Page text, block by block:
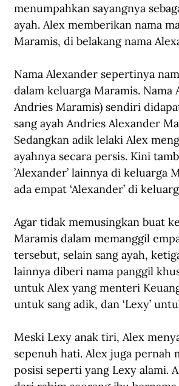
menumpahkan sayangnya
ayah. Alex memberikan nama
Maramis, di belakang nama
Nama Alexander sepertinya
dalam keluarga Maramis. Nama
Andries Maramis) sendiri
sang ayah Andries Alexander
Sedangkan adik lelaki Alex
ayahnya secara persis. Kini
’Alexander’ lainnya di keluarga
ada empat ‘Alexander’ di
Agar tidak memusingkan buat
Maramis dalam memanggil
tersebut, selain sang ayah,
lainnya diberi nama panggil
untuk Alex yang menteri
untuk sang adik, dan ‘Lexy’
Meski Lexy anak tiri, Alex
sepenuh hati. Alex juga pernah
posisi seperti yang Lexy alami.